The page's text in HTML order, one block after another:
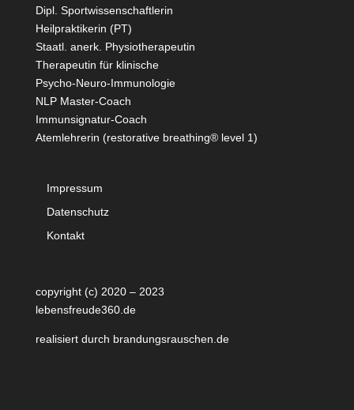
Dipl. Sportwissenschaftlerin
Heilpraktikerin (PT)
Staatl. anerk. Physiotherapeutin
Therapeutin für klinische
Psycho-Neuro-Immunologie
NLP Master-Coach
Immunsignatur-Coach
Atemlehrerin (restorative breathing® level 1)
Impressum
Datenschutz
Kontakt
copyright (c) 2020 – 2023
lebensfreude360.de
realisiert durch brandungsrauschen.de